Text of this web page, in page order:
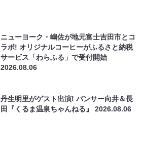
ニューヨーク・嶋佐が地元富士吉田市とコ
ラボ! オリジナルコーヒーがふるさと納税
サービス「わらふる」で受付開始
2026.08.06
丹生明里がゲスト出演! パンサー向井＆長
田『くるま温泉ちゃんねる』2026.08.06